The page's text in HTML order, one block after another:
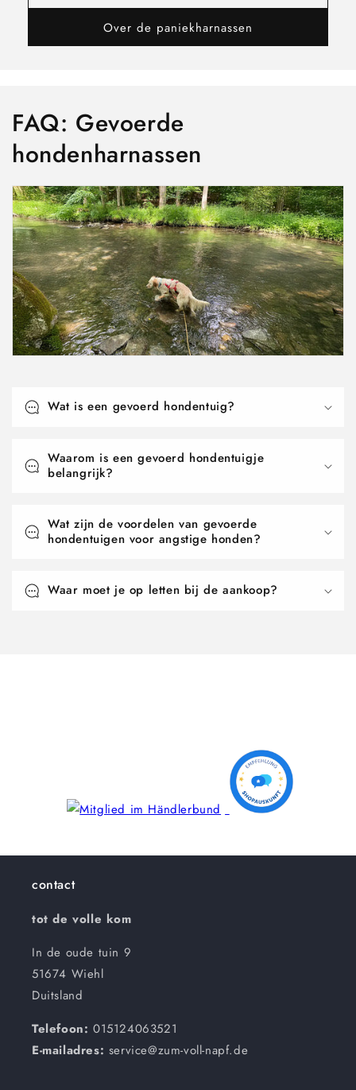
Over de paniekharnassen
FAQ: Gevoerde
hondenharnassen
Wat is een gevoerd hondentuig?
Waarom is een gevoerd hondentuigje
belangrijk?
Wat zijn de voordelen van gevoerde
hondentuigen voor angstige honden?
Waar moet je op letten bij de aankoop?
contact
tot de volle kom
In de oude tuin 9
51674 Wiehl
Duitsland
Telefoon: 015124063521
E-mailadres: service@zum-voll-napf.de